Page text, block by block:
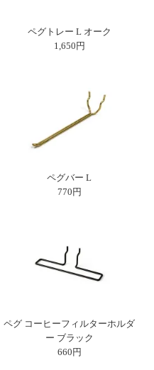
ペグトレー L オーク
1,650円
ペグバー L
770円
ペグ コーヒーフィルターホルダ
ー ブラック
660円